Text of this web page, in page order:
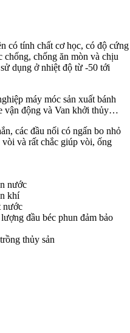
có tính chất cơ học, có độ cứng
chống ăn mòn và chịu
dụng ở nhiệt độ từ -50 tới
máy móc sản xuất bánh
vận động và Van khởi thủy…
các đầu nối có ngấn bo nhỏ
và rất chắc giúp vòi, ống
nước
khí
nước
đầu béc phun đảm bảo
thủy sản